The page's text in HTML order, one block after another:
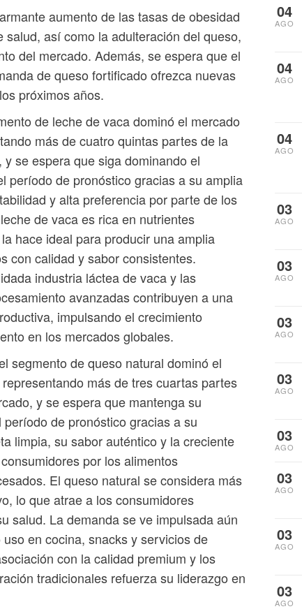
aumento de las tasas de obesidad
salud, así como la adulteración del queso,
del mercado. Además, se espera que el
de queso fortificado ofrezca nuevas
próximos años.
de leche de vaca dominó el mercado
más de cuatro quintas partes de la
se espera que siga dominando el
período de pronóstico gracias a su amplia
y alta preferencia por parte de los
de vaca es rica en nutrientes
hace ideal para producir una amplia
con calidad y sabor consistentes.
industria láctea de vaca y las
avanzadas contribuyen a una
impulsando el crecimiento
en los mercados globales.
segmento de queso natural dominó el
más de tres cuartas partes
y se espera que mantenga su
de pronóstico gracias a su
limpia, su sabor auténtico y la creciente
por los alimentos
El queso natural se considera más
lo que atrae a los consumidores
salud. La demanda se ve impulsada aún
en cocina, snacks y servicios de
con la calidad premium y los
tradicionales refuerza su liderazgo en
04
AGO
04
AGO
04
AGO
03
AGO
03
AGO
03
AGO
03
AGO
03
AGO
03
AGO
03
AGO
03
AGO